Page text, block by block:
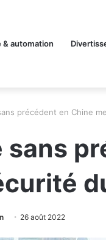
automation
précédent en Chine
26 août 2022